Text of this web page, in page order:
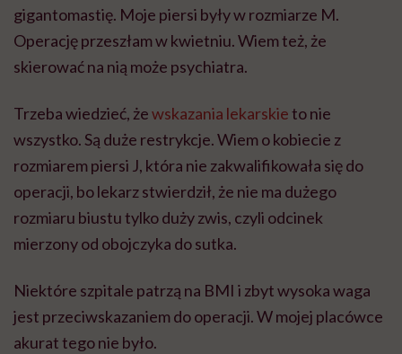
gigantomastię. Moje piersi były w rozmiarze M.
Operację przeszłam w kwietniu. Wiem też, że
skierować na nią może psychiatra.
Trzeba wiedzieć, żewskazania lekarskieto nie
wszystko. Są duże restrykcje. Wiem o kobiecie z
rozmiarem piersi J, która nie zakwalifikowała się do
operacji, bo lekarz stwierdził, że nie ma dużego
rozmiaru biustu tylko duży zwis, czyli odcinek
mierzony od obojczyka do sutka.
Niektóre szpitale patrzą na BMI i zbyt wysoka waga
jest przeciwskazaniem do operacji. W mojej placówce
akurat tego nie było.